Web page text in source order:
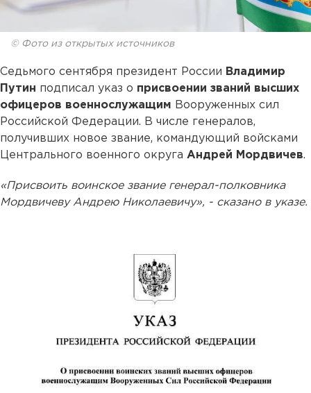
© Фото из открытых источников
Седьмого сентября президент России Владимир
Путин подписал указ о присвоении званий высших
офицеров военнослужащим Вооруженных сил
Российской Федерации. В числе генералов,
получивших новое звание, командующий войсками
Центрального военного округа Андрей Мордвичев.
«Присвоить воинское звание генерал-полковника
Мордвичеву Андрею Николаевичу», - сказано в указе.